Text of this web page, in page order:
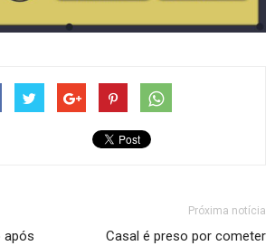
após
Próxima notícia
Casal é preso por cometer